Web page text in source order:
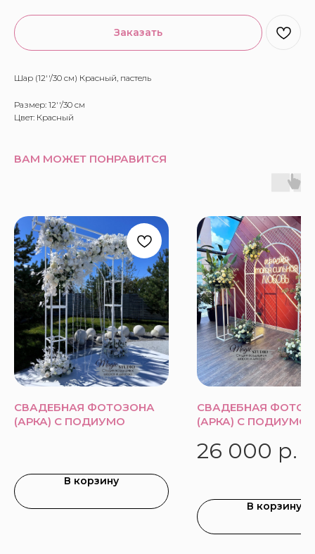
Заказать
Шар (12''/30 см) Красный, пастель
Размер: 12''/30 см
Цвет: Красный
ВАМ МОЖЕТ ПОНРАВИТСЯ
СВАДЕБНАЯ ФОТОЗОНА
(АРКА) С ПОДИУМО
В корзину
СВАДЕБНАЯ
(АРКА) С
26 000 р.
В корзину